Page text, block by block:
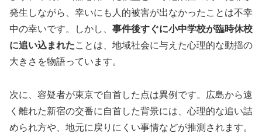
発生しながら、幸いにも人的被害が出なかったことは不幸
中の幸いです。しかし、 事件後すぐに小中学校が臨時休校
に追い込まれたことは、地域社会に与えた心理的な動揺の
大きさを物語っています。
次に、容疑者が東京で自首した点は異例です。広島から遠
く離れた新宿の交番に自首した背景には、心理的な追い詰
められ方や、地元に戻りにくい事情などが推測されます。